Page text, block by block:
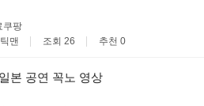
쿠팡
맨 조회 26 추천 0
본 공연 꼭노 영상